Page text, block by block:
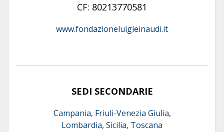
CF: 80213770581
www.fondazioneluigieinaudi.it
SEDI SECONDARIE
Campania, Friuli-Venezia Giulia,
Lombardia, Sicilia, Toscana